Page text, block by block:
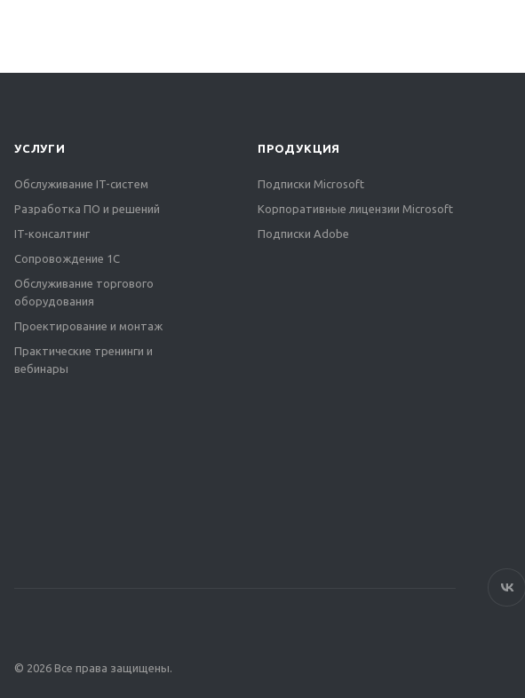
УСЛУГИ
Обслуживание IT-систем
Разработка ПО и решений
IT-консалтинг
Сопровождение 1С
Обслуживание торгового
оборудования
Проектирование и монтаж
Практические тренинги и
вебинары
ПРОДУКЦИЯ
Подписки Microsoft
Корпоративные лицензии Microsoft
Подписки Adobe
© 2026 Все права защищены.